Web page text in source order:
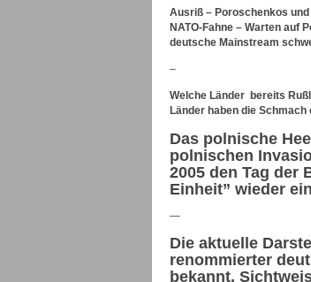
Ausriß – Poroschenkos
NATO-Fahne – Warten auf
deutsche Mainstream
–
Welche Länder bereits
Länder haben die
Das polnische
polnischen
2005 den Tag der
Einheit” wieder
—
Die aktuelle
renommierter
bekannt.